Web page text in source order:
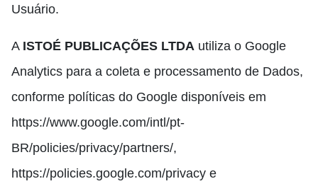
Usuário.
A ISTOÉ PUBLICAÇÕES LTDA utiliza o Google
Analytics para a coleta e processamento de Dados,
conforme políticas do Google disponíveis em
https://www.google.com/intl/pt-
BR/policies/privacy/partners/,
https://policies.google.com/privacy e